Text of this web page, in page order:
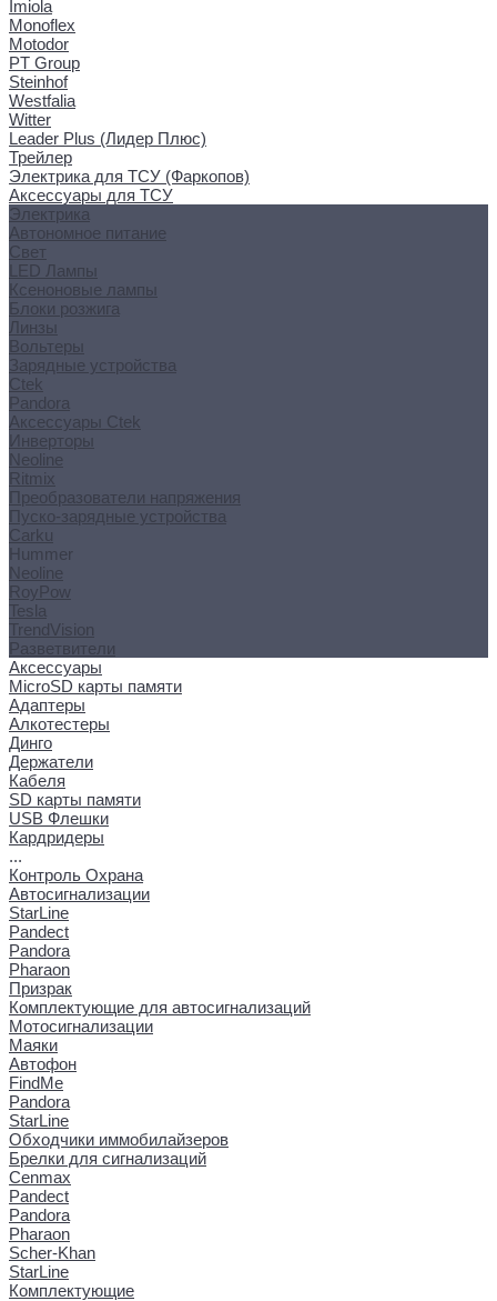
Imiola
Monoflex
Motodor
PT Group
Steinhof
Westfalia
Witter
Leader Plus (Лидер Плюс)
Трейлер
Электрика для ТСУ (Фаркопов)
Аксессуары для ТСУ
Электрика
Автономное питание
Свет
LED Лампы
Ксеноновые лампы
Блоки розжига
Линзы
Вольтеры
Зарядные устройства
Ctek
Pandora
Аксессуары Ctek
Инверторы
Neoline
Ritmix
Преобразователи напряжения
Пуско-зарядные устройства
Carku
Hummer
Neoline
RoyPow
Tesla
TrendVision
Разветвители
Аксессуары
MicroSD карты памяти
Адаптеры
Алкотестеры
Динго
Держатели
Кабеля
SD карты памяти
USB Флешки
Кардридеры
...
Контроль Охрана
Автосигнализации
StarLine
Pandect
Pandora
Pharaon
Призрак
Комплектующие для автосигнализаций
Мотосигнализации
Маяки
Автофон
FindMe
Pandora
StarLine
Обходчики иммобилайзеров
Брелки для сигнализаций
Cenmax
Pandect
Pandora
Pharaon
Scher-Khan
StarLine
Комплектующие